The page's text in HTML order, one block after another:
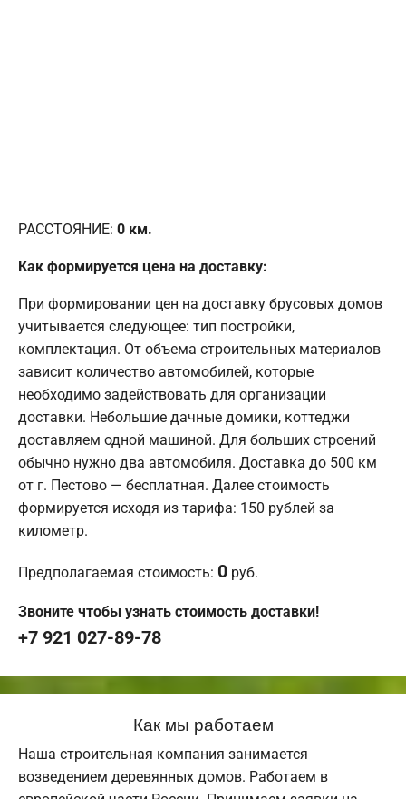
РАССТОЯНИЕ: 0 км.
Как формируется цена на доставку:
При формировании цен на доставку брусовых домов
учитывается следующее: тип постройки,
комплектация. От объема строительных материалов
зависит количество автомобилей, которые
необходимо задействовать для организации
доставки. Небольшие дачные домики, коттеджи
доставляем одной машиной. Для больших строений
обычно нужно два автомобиля. Доставка до 500 км
от г. Пестово — бесплатная. Далее стоимость
формируется исходя из тарифа: 150 рублей за
километр.
Предполагаемая стоимость: 0 руб.
Звоните чтобы узнать стоимость доставки!
+7 921 027-89-78
Как мы работаем
Наша строительная компания занимается
возведением деревянных домов. Работаем в